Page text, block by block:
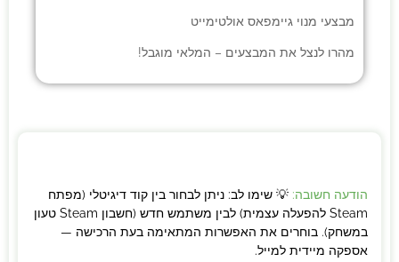
מבצעי מנוי גיימפאס אולטימייט
מהרו לנצל את המבצעים – המלאי מוגבל!
הודעה חשובה: 💡 שימו לב: ניתן לבחור בין קוד דיגיטלי (מפתח
Steam להפעלה עצמית) לבין משתמש חדש (חשבון Steam טעון
במשחק). בוחרים את האפשרות המתאימה בעת הרכישה —
אספקה מיידית למייל.